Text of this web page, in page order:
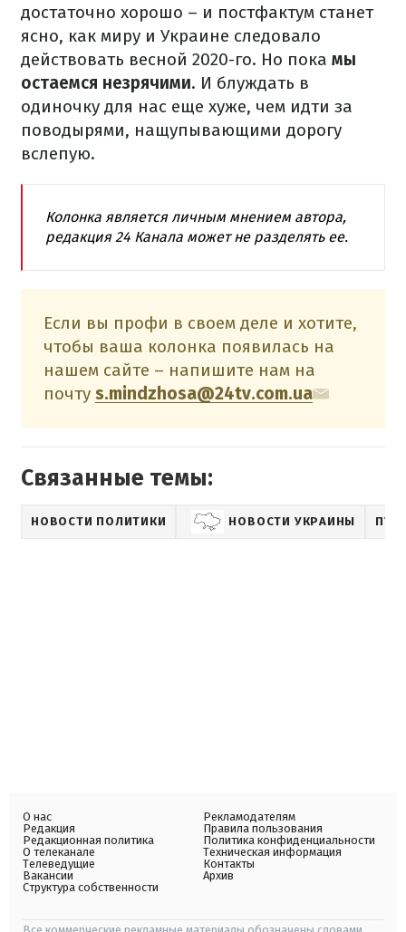
достаточно хорошо – и постфактум станет
ясно, как миру и Украине следовало
действовать весной 2020-го. Но пока мы
остаемся незрячими. И блуждать в
одиночку для нас еще хуже, чем идти за
поводырями, нащупывающими дорогу
вслепую.
Колонка является личным мнением автора,
редакция 24 Канала может не разделять ее.
Если вы профи в своем деле и хотите,
чтобы ваша колонка появилась на
нашем сайте – напишите нам на
почту s.mindzhosa@24tv.com.ua
Связанные темы:
НОВОСТИ ПОЛИТИКИ НОВОСТИ УКРАИНЫ
О нас
Редакция
Редакционная политика
О телеканале
Телеведущие
Вакансии
Структура собственности
Рекламодателям
Правила пользования
Политика конфиденциальности
Техническая информация
Контакты
Архив